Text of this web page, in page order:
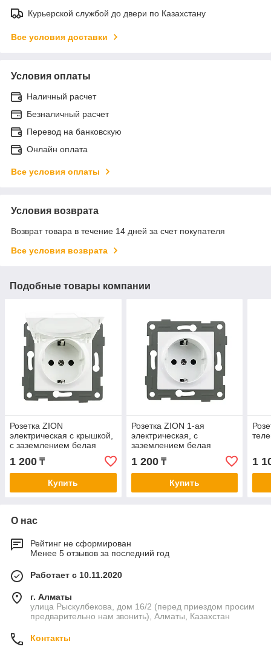
Курьерской службой до двери по Казахстану
Все условия доставки
Условия оплаты
Наличный расчет
Безналичный расчет
Перевод на банковскую
Онлайн оплата
Все условия оплаты
Условия возврата
Возврат товара в течение 14 дней за счет покупателя
Все условия возврата
Подобные товары компании
Розетка ZION
электрическая с крышкой,
с заземлением белая
1 200 ₸
Купить
Розетка ZION 1-ая
электрическая, с
заземлением белая
1 200₸
Купить
1
О нас
Рейтинг не сформирован
Менее 5 отзывов за последний год
Работает с 10.11.2020
г. Алматы
улица Рыскулбекова, дом 16/2 (перед приездом просим
предварительно нам звонить), Алматы, Казахстан
Контакты